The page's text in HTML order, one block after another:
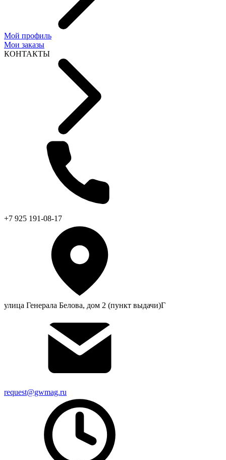
Мой профиль
Мои заказы
КОНТАКТЫ
+7 925 191-08-17
улица Генерала Белова, дом 2 (пункт выдачи)Г
request@gwmag.ru